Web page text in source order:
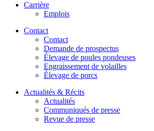
Carrière
Emplois
Contact
Contact
Demande de prospectus
Élevage de poules pondeuses
Engraissement de volailles
Élevage de porcs
Actualités & Récits
Actualités
Communiqués de presse
Revue de presse